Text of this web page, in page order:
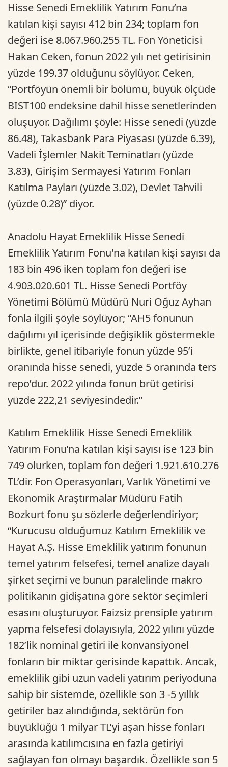
Hisse Senedi Emeklilik Yatırım Fonu’na
katılan kişi sayısı 412 bin 234; toplam fon
değeri ise 8.067.960.255 TL. Fon Yöneticisi
Hakan Ceken, fonun 2022 yılı net getirisinin
yüzde 199.37 olduğunu söylüyor. Ceken,
“Portföyün önemli bir bölümü, büyük ölçüde
BIST100 endeksine dahil hisse senetlerinden
oluşuyor. Dağılımı şöyle: Hisse senedi (yüzde
86.48), Takasbank Para Piyasası (yüzde 6.39),
Vadeli İşlemler Nakit Teminatları (yüzde
3.83), Girişim Sermayesi Yatırım Fonları
Katılma Payları (yüzde 3.02), Devlet Tahvili
(yüzde 0.28)” diyor.
Anadolu Hayat Emeklilik Hisse Senedi
Emeklilik Yatırım Fonu'na katılan kişi sayısı da
183 bin 496 iken toplam fon değeri ise
4.903.020.601 TL. Hisse Senedi Portföy
Yönetimi Bölümü Müdürü Nuri Oğuz Ayhan
fonla ilgili şöyle söylüyor; “AH5 fonunun
dağılımı yıl içerisinde değişiklik göstermekle
birlikte, genel itibariyle fonun yüzde 95’i
oranında hisse senedi, yüzde 5 oranında ters
repo’dur. 2022 yılında fonun brüt getirisi
yüzde 222,21 seviyesindedir.”
Katılım Emeklilik Hisse Senedi Emeklilik
Yatırım Fonu’na katılan kişi sayısı ise 123 bin
749 olurken, toplam fon değeri 1.921.610.276
TL’dir. Fon Operasyonları, Varlık Yönetimi ve
Ekonomik Araştırmalar Müdürü Fatih
Bozkurt fonu şu sözlerle değerlendiriyor;
“Kurucusu olduğumuz Katılım Emeklilik ve
Hayat A.Ş. Hisse Emeklilik yatırım fonunun
temel yatırım felsefesi, temel analize dayalı
şirket seçimi ve bunun paralelinde makro
politikanın gidişatına göre sektör seçimleri
esasını oluşturuyor. Faizsiz prensiple yatırım
yapma felsefesi dolayısıyla, 2022 yılını yüzde
182’lik nominal getiri ile konvansiyonel
fonların bir miktar gerisinde kapattık. Ancak,
emeklilik gibi uzun vadeli yatırım periyoduna
sahip bir sistemde, özellikle son 3 -5 yıllık
getiriler baz alındığında, sektörün fon
büyüklüğü 1 milyar TL’yi aşan hisse fonları
arasında katılımcısına en fazla getiriyi
sağlayan fon olmayı başardık. Özellikle son 5